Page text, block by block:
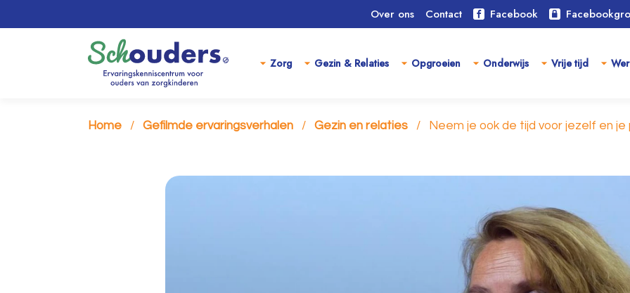
Over ons Contact Facebook
Zorg Gezin & Relaties Opgroeien Onderwijs Vrije tijd
Home Gefilmde ervaringsverhalen Gezin en relaties Neem je ook de tijd voor jezelf en je